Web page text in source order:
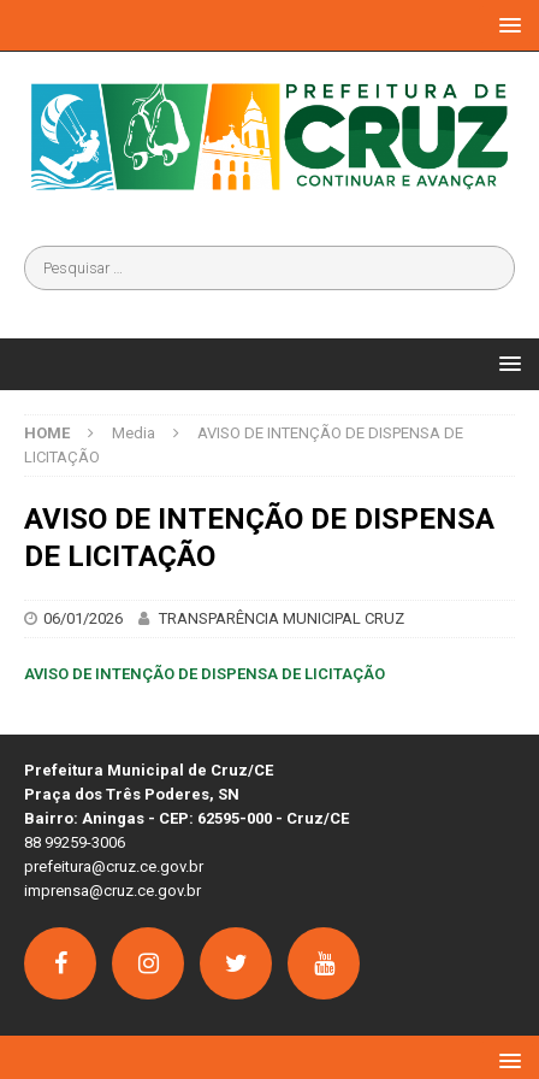
HOME Media
AVISO DE INTENÇÃO DE DISPENSA DE
LICITAÇÃO
AVISO DE INTENÇÃO DE DISPENSA
DE LICITAÇÃO
06/01/2026 TRANSPARÊNCIA MUNICIPAL CRUZ
AVISO DE INTENÇÃO DE DISPENSA DE LICITAÇÃO
Prefeitura Municipal de Cruz/CE
Praça dos Três Poderes, SN
Bairro: Aningas - CEP: 62595-000 - Cruz/CE
88 99259-3006
prefeitura@cruz.ce.gov.br
imprensa@cruz.ce.gov.br